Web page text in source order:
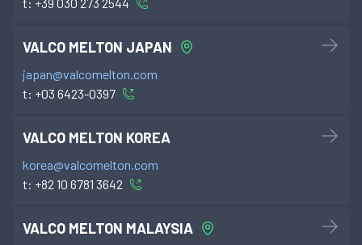
VALCO MELTON JAPAN
japan@valcomelton.com
t: +03 6423-0397
VALCO MELTON KOREA
korea@valcomelton.com
t: +82 10 6781 3642
VALCO MELTON MALAYSIA